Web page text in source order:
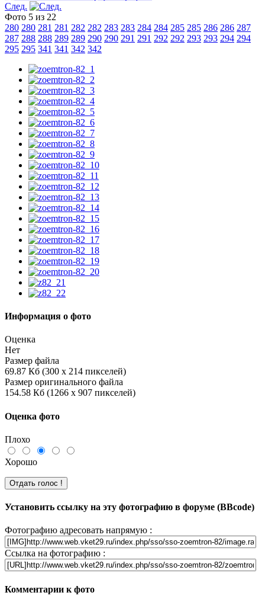
След.
Фото 5 из 22
280 280 281 281 282 282 283 283 284 284 285 285 286 286 287
287 288 288 289 289 290 290 291 291 292 292 293 293 294 294
295 295 341 341 342 342
Информация о фото
Оценка
Нет
Размер файла
69.87 Кб (300 x 214 пикселей)
Размер оригинального файла
154.58 Кб (1266 x 907 пикселей)
Оценка фото
Плохо
Хорошо
Установить ссылку на эту фотографию в форуме (BBcode)
Фотографию адресовать напрямую :
Ссылка на фотографию :
Комментарии к фото